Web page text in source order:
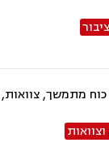
מתמשך, צוואות,